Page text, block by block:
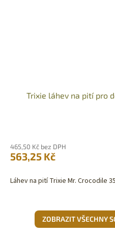
Trixie láhev na pití pro
465,50 Kč bez DPH
563,25 Kč
Láhev na pití Trixie Mr. Crocodile
ZOBRAZIT VŠECHNY